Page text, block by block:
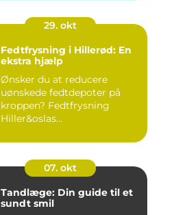
29. okt
Fedtfrysning i Hillerød: En
ekstra hjælp
Ønsker du at reducere
uønskede fedtdepoter på
kroppen? Fedtfrysning
Hiller&oslas...
07. okt
Tandlæge: Din guide til et
sundt smil